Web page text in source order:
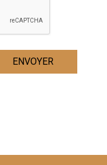
ENVOYER